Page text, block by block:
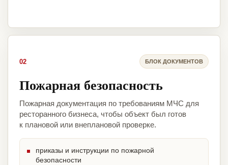
02 БЛОК ДОКУМЕНТОВ
Пожарная безопасность
Пожарная документация по требованиям МЧС для
ресторанного бизнеса, чтобы объект был готов
к плановой или внеплановой проверке.
приказы и инструкции по пожарной
безопасности